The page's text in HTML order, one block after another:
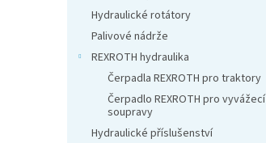
Hydraulické rotátory
Palivové nádrže
REXROTH hydraulika
Čerpadla REXROTH pro traktory
Čerpadlo REXROTH pro vyvážecí
soupravy
Hydraulické příslušenství